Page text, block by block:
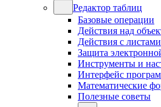
Редактор таблиц
Базовые операции
Действия над
Действия с листами
Защита
Инструменты и
Интерфейс
Математические
Полезные советы